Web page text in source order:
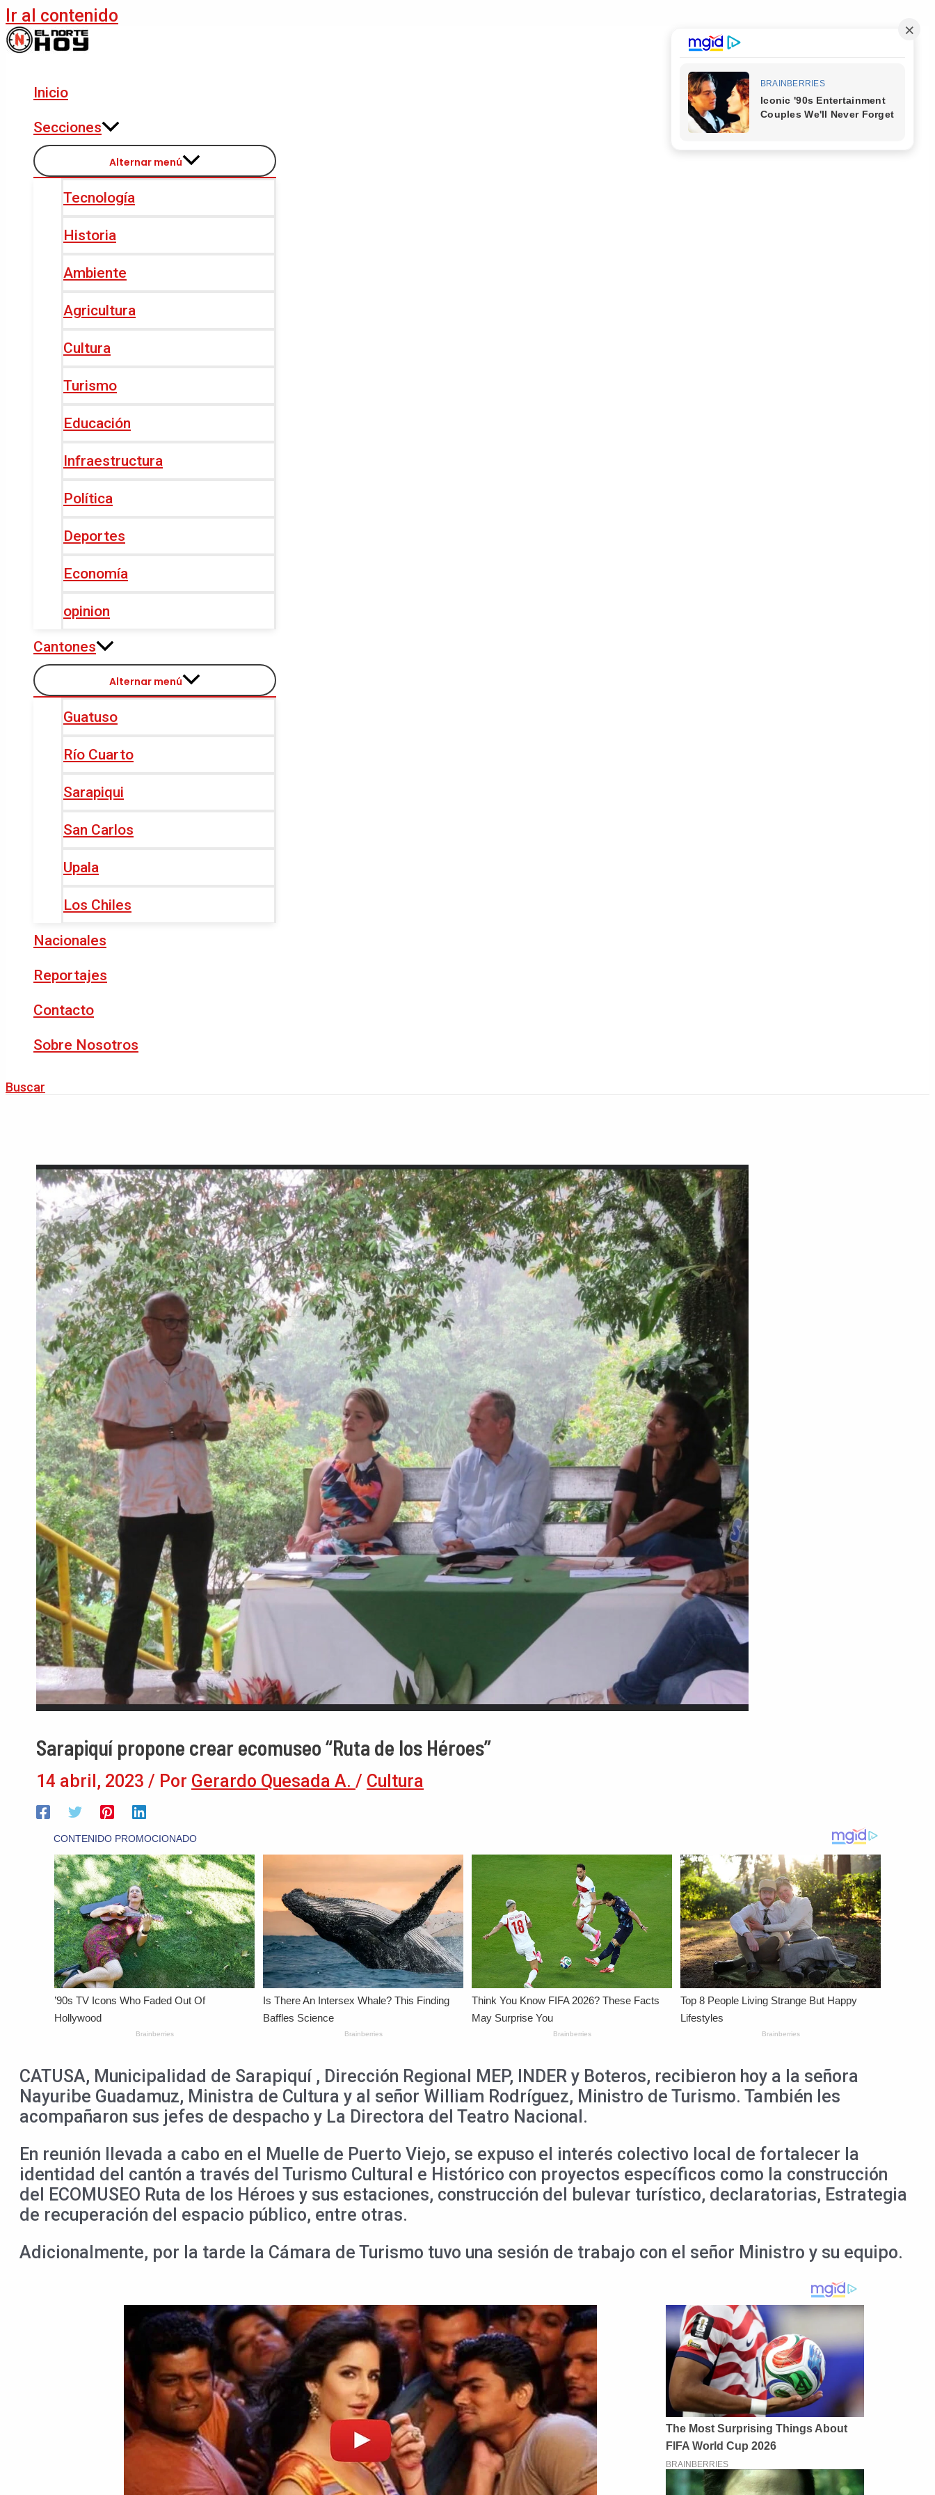
Ir al contenido
Inicio
Secciones
Alternar menú
Tecnología
Historia
Ambiente
Agricultura
Cultura
Turismo
Educación
Infraestructura
Política
Deportes
Economía
opinion
Cantones
Alternar menú
Guatuso
Río Cuarto
Sarapiqui
San Carlos
Upala
Los Chiles
Nacionales
Reportajes
Contacto
Sobre Nosotros
Buscar
Sarapiquí propone crear ecomuseo “Ruta de los Héroes”
14 abril, 2023 / Por Gerardo Quesada A. / Cultura
CATUSA, Municipalidad de Sarapiquí , Dirección Regional MEP, INDER y Boteros, recibieron hoy a la señora
Nayuribe Guadamuz, Ministra de Cultura y al señor William Rodríguez, Ministro de Turismo. También les
acompañaron sus jefes de despacho y La Directora del Teatro Nacional.
En reunión llevada a cabo en el Muelle de Puerto Viejo, se expuso el interés colectivo local de fortalecer la
identidad del cantón a través del Turismo Cultural e Histórico con proyectos específicos como la construcción
del ECOMUSEO Ruta de los Héroes y sus estaciones, construcción del bulevar turístico, declaratorias, Estrategia
de recuperación del espacio público, entre otras.
Adicionalmente, por la tarde la Cámara de Turismo tuvo una sesión de trabajo con el señor Ministro y su equipo.